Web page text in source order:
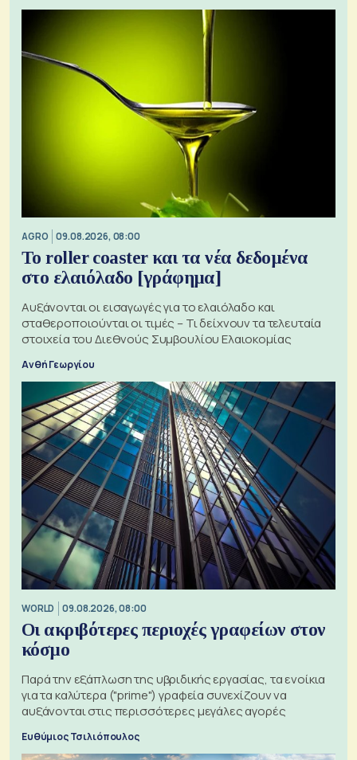
AGRO 09.08.2026, 08:00
Το roller coaster και τα νέα δεδομένα
στο ελαιόλαδο [γράφημα]
Αυξάνονται οι εισαγωγές για το ελαιόλαδο και
σταθεροποιούνται οι τιμές – Τι δείχνουν τα τελευταία
στοιχεία του Διεθνούς Συμβουλίου Ελαιοκομίας
Ανθή Γεωργίου
WORLD 09.08.2026, 08:00
Οι ακριβότερες περιοχές γραφείων στον
κόσμο
Παρά την εξάπλωση της υβριδικής εργασίας, τα ενοίκια
για τα καλύτερα ("prime") γραφεία συνεχίζουν να
αυξάνονται στις περισσότερες μεγάλες αγορές
Ευθύμιος Τσιλιόπουλος